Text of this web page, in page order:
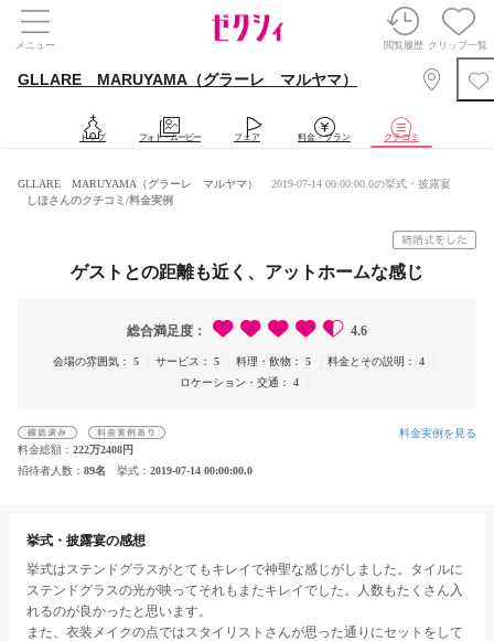
メニュー 閲覧履歴 クリップ一覧
GLLARE MARUYAMA（グラーレ マルヤマ）
トップ フォト・ムービー フェア 料金・プラン クチコミ
GLLARE MARUYAMA（グラーレ マルヤマ）
2019-07-14 00:00:00.0の挙式・披露宴
しほさんのクチコミ/料金実例
ゲストとの距離も近く、アットホームな感じ
総合満足度 4.6
会場の雰囲気 5 サービス 5 料理・飲物 5 料金とその説明
4
ロケーション・交通
4
料金実例を見る
料金総額
222万2408円
招待者人数
89名 挙式 2019-07-14 00:00:00.0
挙式・披露宴の感想
挙式はステンドグラスがとてもキレイで神聖な感じがしました。タイルに
ステンドグラスの光が映ってそれもまたキレイでした。人数もたくさん入
れるのが良かったと思います。
また、衣装メイクの点ではスタイリストさんが思った通りにセットをして